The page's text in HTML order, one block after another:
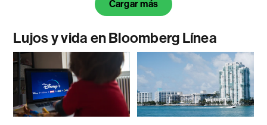
Cargar más
Lujos y vida en Bloomberg Línea